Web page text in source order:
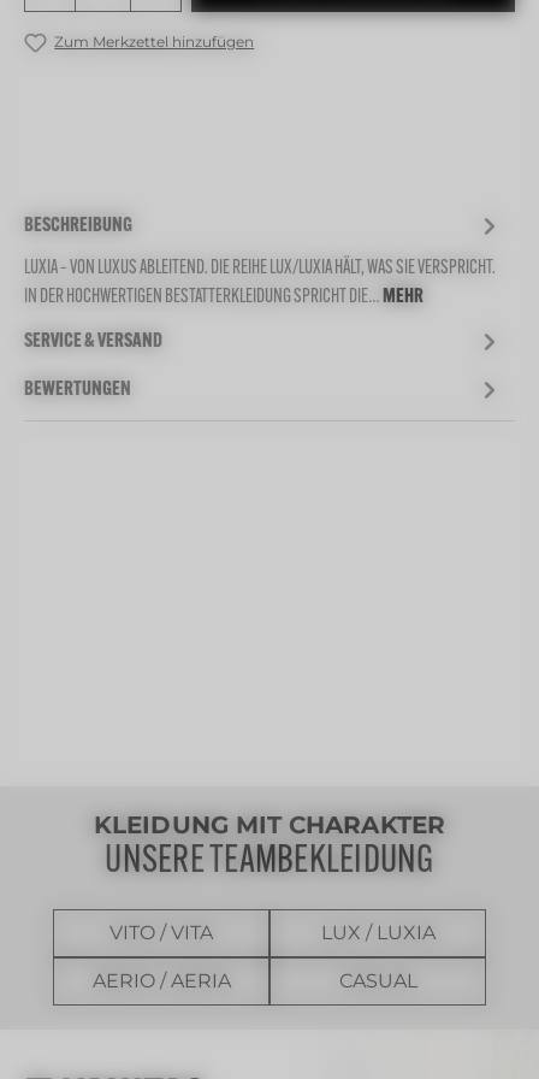
Zum Merkzettel hinzufügen
BESCHREIBUNG
LUXIA – VON LUXUS ABLEITEND. DIE REIHE LUX/LUXIA HÄLT, WAS SIE VERSPRICHT.
IN DER HOCHWERTIGEN BESTATTERKLEIDUNG SPRICHT DIE…MEHR
SERVICE & VERSAND
BEWERTUNGEN
KLEIDUNG MIT CHARAKTER
UNSERE TEAMBEKLEIDUNG
VITO / VITA LUX / LUXIA
AERIO / AERIA CASUAL